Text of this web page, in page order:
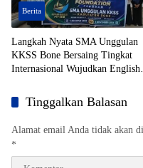
Berita
Langkah Nyata SMA Unggulan
KKSS Bone Bersaing Tingkat
Internasional Wujudkan English
Tinggalkan Balasan
Alamat email Anda tidak akan
*